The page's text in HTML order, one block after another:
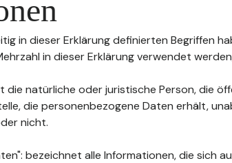
in dieser Erklärung definierten Begriffen
in dieser Erklärung verwendet
natürliche oder juristische Person, die
die personenbezogene Daten erhält,
nicht.
bezeichnet alle Informationen, die sich